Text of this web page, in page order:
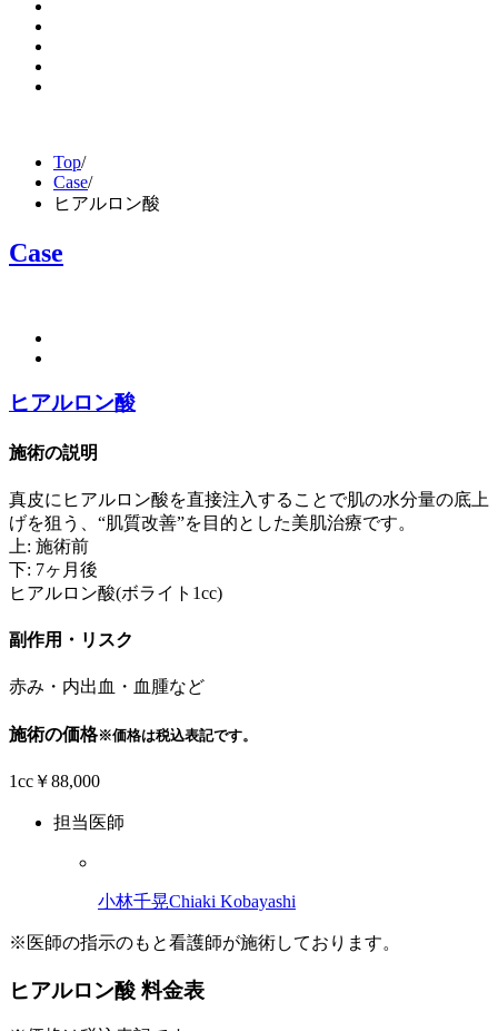
Top/
Case/
ヒアルロン酸
Case
ヒアルロン酸
施術の説明
真皮にヒアルロン酸を直接注入することで肌の水分量の底上
げを狙う、“肌質改善”を目的とした美肌治療です。
上: 施術前
下: 7ヶ月後
ヒアルロン酸(ボライト1cc)
副作用・リスク
赤み・内出血・血腫など
施術の価格※価格は税込表記です。
1cc￥88,000
担当医師
小林千晃Chiaki Kobayashi
※医師の指示のもと看護師が施術しております。
ヒアルロン酸 料金表